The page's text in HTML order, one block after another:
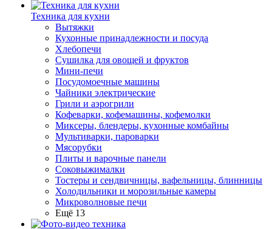
Техника для кухни
Вытяжки
Кухонные принадлежности и посуда
Хлебопечи
Сушилка для овощей и фруктов
Мини-печи
Посудомоечные машины
Чайники электрические
Грили и аэрогрили
Кофеварки, кофемашины, кофемолки
Миксеры, блендеры, кухонные комбайны
Мультиварки, пароварки
Мясорубки
Плиты и варочные панели
Соковыжималки
Тостеры и сендвичницы, вафельницы, блинницы
Холодильники и морозильные камеры
Микроволновые печи
Ещё 13